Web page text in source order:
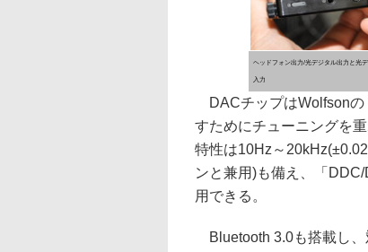
ヘッドフォン出力/光デジタル出力と光
入力
DACチップはWolfsonの
すためにチューニングを
特性は10Hz～
ンと兼用)も備え、「
用できる。
Bluetooth 3.0も搭載し、